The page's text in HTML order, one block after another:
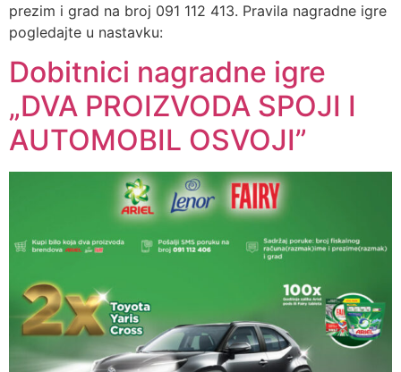
prezim i grad na broj 091 112 413. Pravila nagradne igre
pogledajte u nastavku:
Dobitnici nagradne igre
„DVA PROIZVODA SPOJI I
AUTOMOBIL OSVOJI”